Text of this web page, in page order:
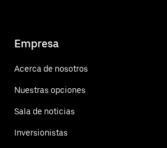
Empresa
Acerca de nosotros
Nuestras opciones
Sala de noticias
Inversionistas